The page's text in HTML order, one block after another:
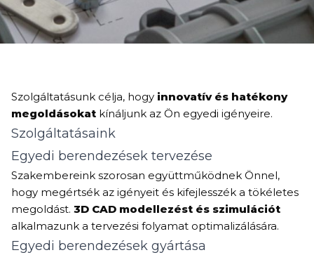
Szolgáltatásunk célja, hogy innovatív és hatékony
megoldásokat kínáljunk az Ön egyedi igényeire.
Szolgáltatásaink
Egyedi berendezések tervezése
Szakembereink szorosan együttműködnek Önnel,
hogy megértsék az igényeit és kifejlesszék a tökéletes
megoldást. 3D CAD modellezést és szimulációt
alkalmazunk a tervezési folyamat optimalizálására.
Egyedi berendezések gyártása